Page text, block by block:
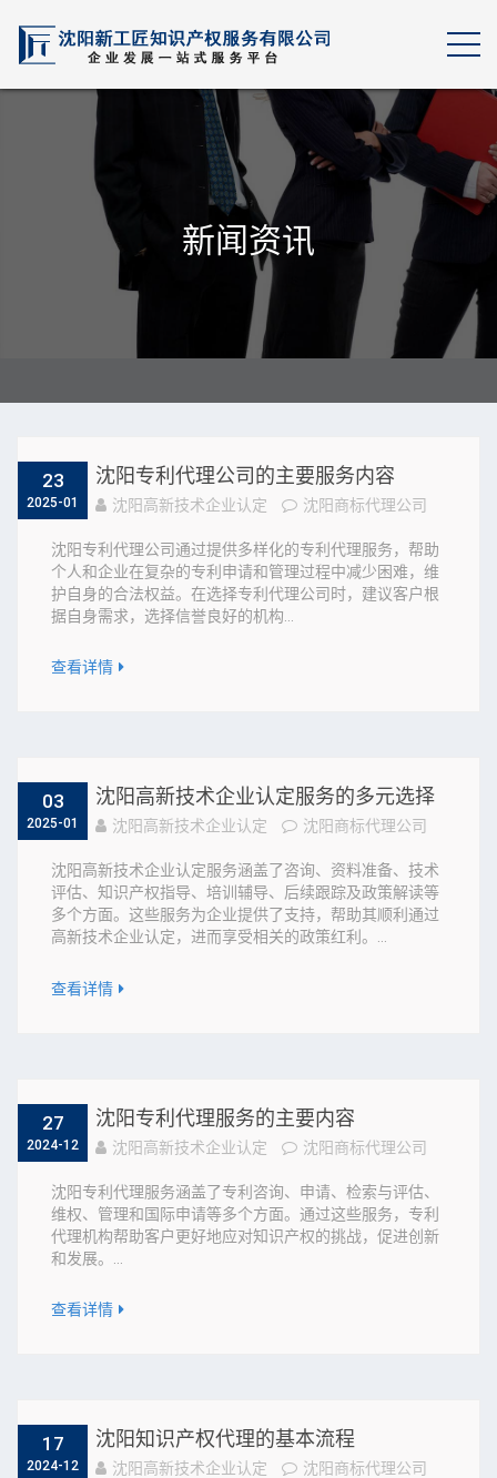
新闻资讯
23
2025-01
沈阳专利代理公司的主要服务内容
沈阳高新技术企业认定 沈阳商标代理公司
沈阳专利代理公司通过提供多样化的专利代理服务，帮助
个人和企业在复杂的专利申请和管理过程中减少困难，维
护自身的合法权益。在选择专利代理公司时，建议客户根
据自身需求，选择信誉良好的机构...
查看详情
03
2025-01
沈阳高新技术企业认定服务的多元选择
沈阳高新技术企业认定 沈阳商标代理公司
沈阳高新技术企业认定服务涵盖了咨询、资料准备、技术
评估、知识产权指导、培训辅导、后续跟踪及政策解读等
多个方面。这些服务为企业提供了支持，帮助其顺利通过
高新技术企业认定，进而享受相关的政策红利。...
查看详情
27
2024-12
沈阳专利代理服务的主要内容
沈阳高新技术企业认定 沈阳商标代理公司
沈阳专利代理服务涵盖了专利咨询、申请、检索与评估、
维权、管理和国际申请等多个方面。通过这些服务，专利
代理机构帮助客户更好地应对知识产权的挑战，促进创新
和发展。...
查看详情
17
2024-12
沈阳知识产权代理的基本流程
沈阳高新技术企业认定 沈阳商标代理公司